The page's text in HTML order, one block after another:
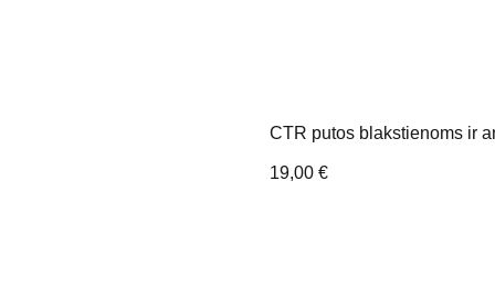
CTR putos blakstienoms ir
19,00 €